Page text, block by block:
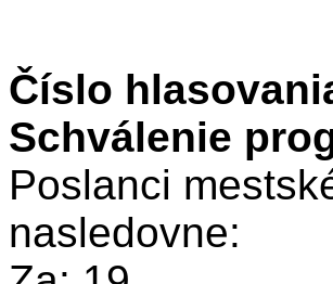
Číslo
Schválenie
Poslanci
nasledovne: